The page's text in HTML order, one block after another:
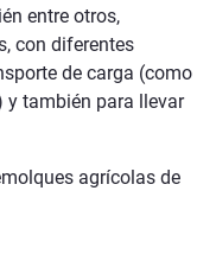
entre otros,
con diferentes
de carga (como
y también para llevar
agrícolas de